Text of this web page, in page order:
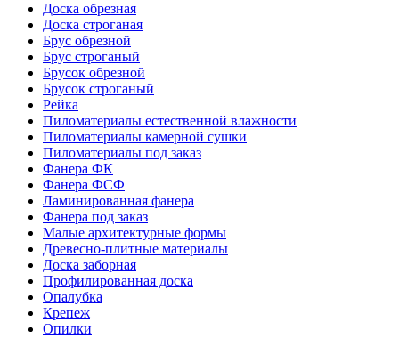
Доска обрезная
Доска строганая
Брус обрезной
Брус строганый
Брусок обрезной
Брусок строганый
Рейка
Пиломатериалы естественной влажности
Пиломатериалы камерной сушки
Пиломатериалы под заказ
Фанера ФК
Фанера ФСФ
Ламинированная фанера
Фанера под заказ
Малые архитектурные формы
Древесно-плитные материалы
Доска заборная
Профилированная доска
Опалубка
Крепеж
Опилки